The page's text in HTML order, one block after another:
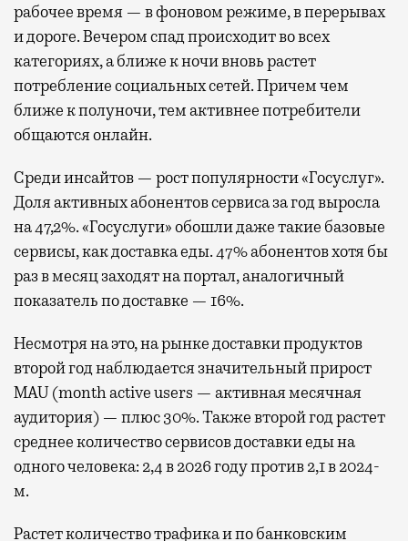
рабочее время — в фоновом режиме, в перерывах
и дороге. Вечером спад происходит во всех
категориях, а ближе к ночи вновь растет
потребление социальных сетей. Причем чем
ближе к полуночи, тем активнее потребители
общаются онлайн.
Среди инсайтов — рост популярности «Госуслуг».
Доля активных абонентов сервиса за год выросла
на 47,2%. «Госуслуги» обошли даже такие базовые
сервисы, как доставка еды. 47% абонентов хотя бы
раз в месяц заходят на портал, аналогичный
показатель по доставке — 16%.
Несмотря на это, на рынке доставки продуктов
второй год наблюдается значительный прирост
MAU (month active users — активная месячная
аудитория) — плюс 30%. Также второй год растет
среднее количество сервисов доставки еды на
одного человека: 2,4 в 2026 году против 2,1 в 2024-
м.
Растет количество трафика и по банковским